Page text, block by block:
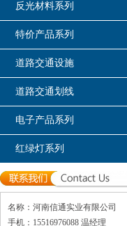
反光材料系列
特价产品系列
道路交通设施
道路交通划线
电子产品系列
红绿灯系列
名称：河南信通实业有限公司
手机：15516976088 温经理